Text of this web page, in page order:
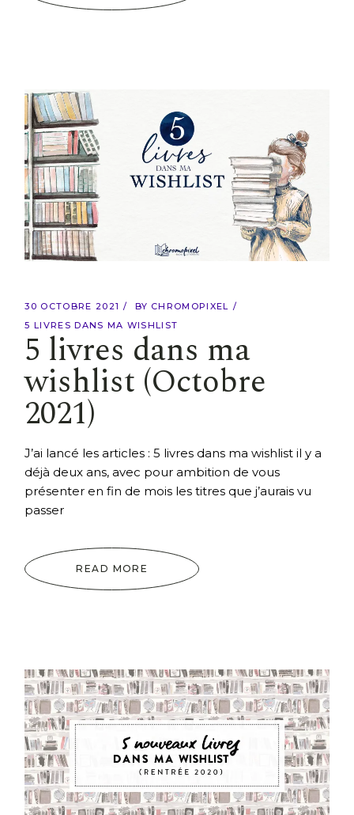
30 OCTOBRE 2021 BY CHROMOPIXEL
5 LIVRES DANS MA WISHLIST
5 livres dans ma
wishlist (Octobre
2021)
J’ai lancé les articles : 5 livres dans ma wishlist il y a
déjà deux ans, avec pour ambition de vous
présenter en fin de mois les titres que j’aurais vu
passer
READ MORE